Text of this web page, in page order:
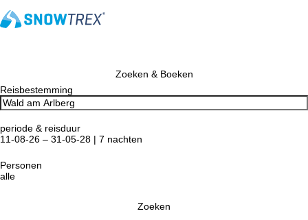
Zoeken & Boeken
Reisbestemming
periode & reisduur
11-08-26 – 31-05-28 | 7 nachten
Personen
alle
Zoeken